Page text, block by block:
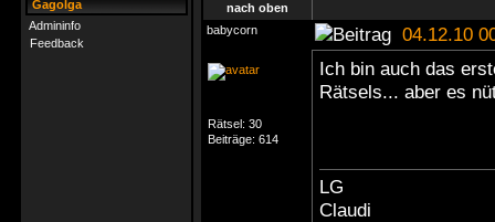
Gagolga
Admininfo
Feedback
nach oben
babycorn
04.12.10
Rätsel: 30
Beiträge: 614
Ich bin auch das
Rätsels... aber es
LG
Claudi